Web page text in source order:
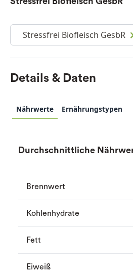
Stressfrei Biofleisch GesbR
Details & Daten
Nährwerte Ernährungstypen
Durchschnittliche
Brennwert
Kohlenhydrate
Fett
Eiweiß